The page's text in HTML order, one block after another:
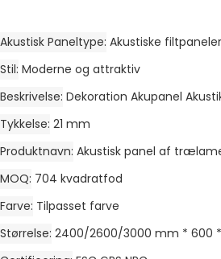
Akustisk Paneltype Akustiske
Stil Moderne og attraktiv
Beskrivelse Dekoration Akupanel
Tykkelse 21 mm
Produktnavn Akustisk panel af
MOQ 704 kvadratfod
Farve Tilpasset farve
Størrelse 2400/2600/3000 mm * 600 *